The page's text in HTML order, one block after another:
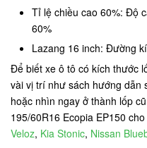
Tỉ lệ chiều cao 60%: Độ
60%
Lazang 16 inch: Đường
Để biết xe ô tô có kích thước
vài vị trí như sách hướng dẫn
hoặc nhìn ngay ở thành lốp
195/60R16 Ecopia EP150
Veloz, Kia Stonic, Nissan